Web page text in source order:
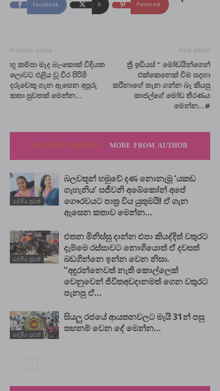
Facebook X Pinterest
Previous article
භූ කම්පා මැද බැංකොක් වීදියක
ලොවට එළිය වූ වීර පිරිමි
දරුවෙකු ගැන ඇසෙන අපූරු
කතා පුවතක් මෙන්න…
Next article
ත්‍රී ඉඩියස් ” මෝඩයින්ගෙන්
එක්කෙනෙක් වීම සදහා
කරීනාගේ තැන ගන්න බෑ කියපු
කාජල්ගේ මෝඩ තීරණය
මෙන්න…#
RELATED ARTICLES MORE FROM AUTHOR
දේශිය පුවත්
බලවතූන් හමුවේ දණ නොනැමූ ‘යකඩ
ගැහැනිය’ සජීවනි අබේකෝන් අපේ
ගෞරවයට පාත්‍ර විය යුතුමයි! ඒ ගැන
ඇසෙන කතාව මෙන්න…
දේශිය පුවත්
එතන මිනිස්සු දාන්න එපා කියද්දිත් වතුරට
දැම්මෙ රස්සාවට නොගියොත් ඒ දවසත්
බඩගින්නෙ ඉන්න වෙන නිසා.
”අඳුරන්නෙවත් නැති කොල්ලෙක්
වෙනුවෙන් ජිවිතඅවදානමත් ගෙන වතුරට
පැනපු ඒ...
දේශිය පුවත්
සියලු රජයේ ආයතනවලට මැයි 31න් පසු
තහනම් වෙන දේ මෙන්න…